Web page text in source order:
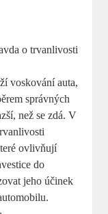
voskování auta,
správných
než se zdá. V
ovlivňují
⁣do
jeho​ účinek